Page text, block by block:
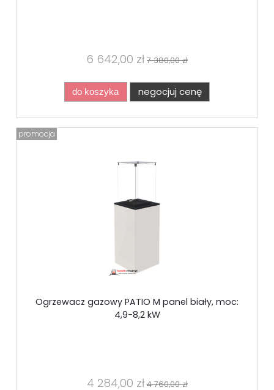
6 642,00 zł 7 380,00 zł
do koszyka negocjuj cenę
Ogrzewacz gazowy PATIO M panel biały, moc:
4,9-8,2 kW
4 284,00 zł 4 760,00 zł
promocja